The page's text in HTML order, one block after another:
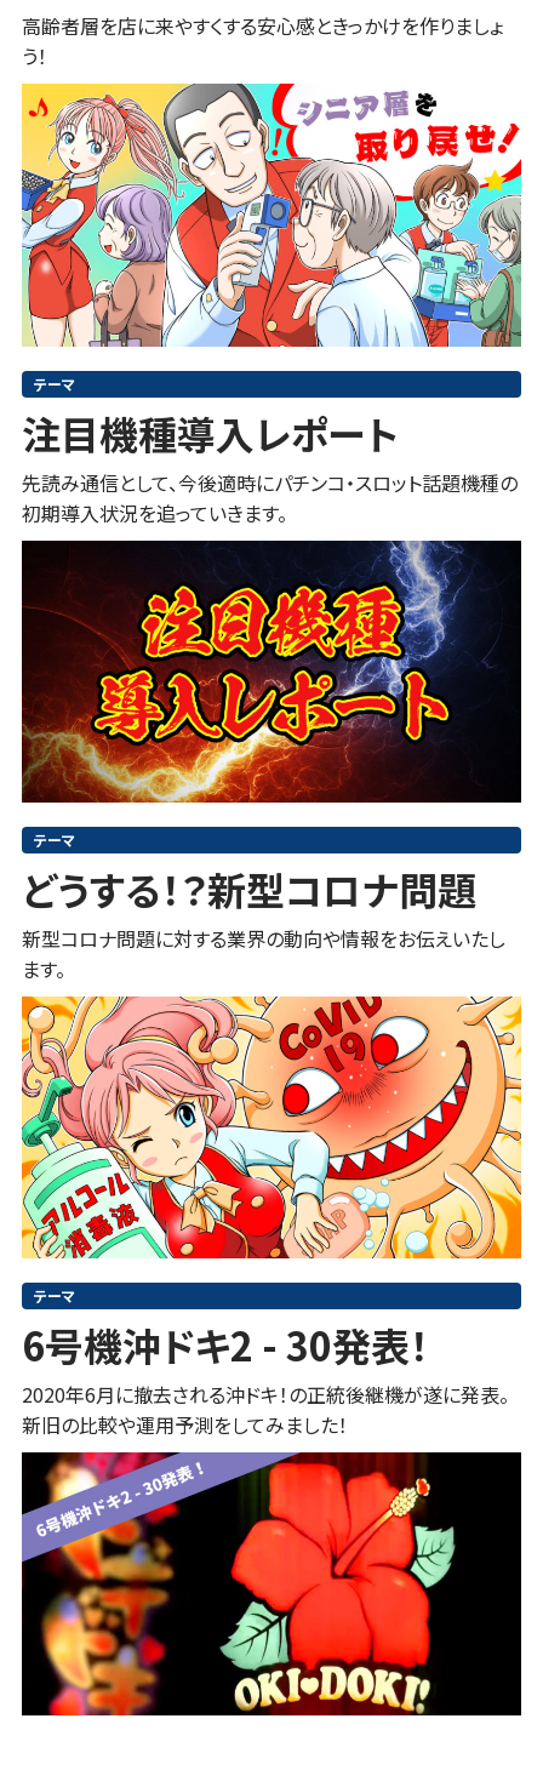
高齢者層を店に来やすくする安心感ときっかけを作りましょ
う！
テーマ
注目機種導入レポート
先読み通信として、今後適時にパチンコ・スロット話題機種の
初期導入状況を追っていきます。
テーマ
どうする！？新型コロナ問題
新型コロナ問題に対する業界の動向や情報をお伝えいたし
ます。
テーマ
6号機沖ドキ2 - 30発表！
2020年6月に撤去される沖ドキ！の正統後継機が遂に発表。
新旧の比較や運用予測をしてみました！